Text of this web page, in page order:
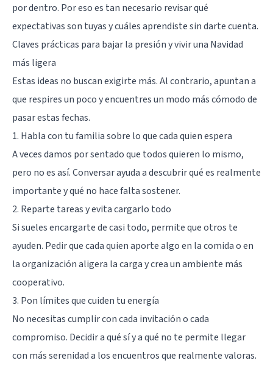
por dentro. Por eso es tan necesario revisar qué
expectativas son tuyas y cuáles aprendiste sin darte cuenta.
Claves prácticas para bajar la presión y vivir una Navidad
más ligera
Estas ideas no buscan exigirte más. Al contrario, apuntan a
que respires un poco y encuentres un modo más cómodo de
pasar estas fechas.
1. Habla con tu familia sobre lo que cada quien espera
A veces damos por sentado que todos quieren lo mismo,
pero no es así. Conversar ayuda a descubrir qué es realmente
importante y qué no hace falta sostener.
2. Reparte tareas y evita cargarlo todo
Si sueles encargarte de casi todo, permite que otros te
ayuden. Pedir que cada quien aporte algo en la comida o en
la organización aligera la carga y crea un ambiente más
cooperativo.
3. Pon límites que cuiden tu energía
No necesitas cumplir con cada invitación o cada
compromiso. Decidir a qué sí y a qué no te permite llegar
con más serenidad a los encuentros que realmente valoras.